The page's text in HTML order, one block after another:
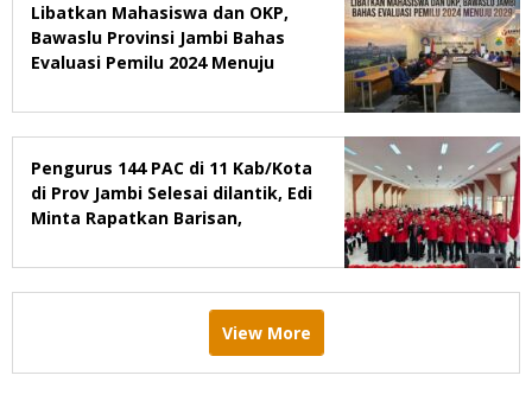
Libatkan Mahasiswa dan OKP,
Bawaslu Provinsi Jambi Bahas
Evaluasi Pemilu 2024 Menuju
Pengurus 144 PAC di 11 Kab/Kota
di Prov Jambi Selesai dilantik, Edi
Minta Rapatkan Barisan,
View More